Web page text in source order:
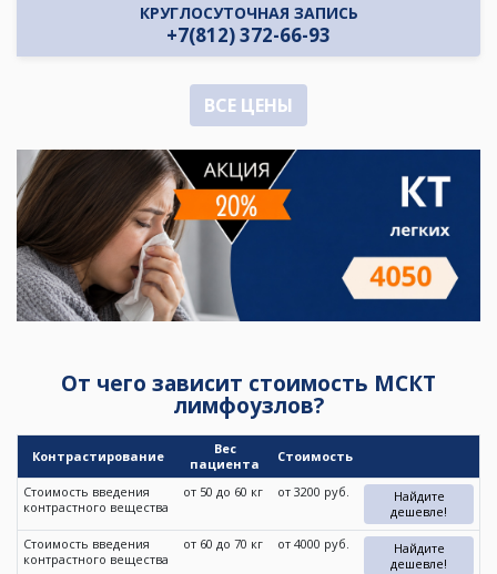
КРУГЛОСУТОЧНАЯ ЗАПИСЬ
+7(812) 372-66-93
ВСЕ ЦЕНЫ
От чего зависит стоимость МСКТ
лимфоузлов?
Контрастирование
Вес
пациента
Стоимость
Стоимость введения
контрастного вещества
от 50 до 60 кг от 3200 руб.
Найдите
дешевле!
Стоимость введения
контрастного вещества
от 60 до 70 кг от 4000 руб.
Найдите
дешевле!